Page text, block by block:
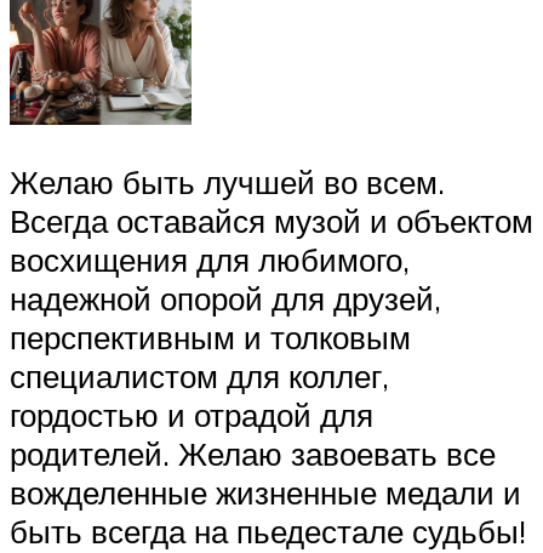
Желаю быть лучшей во всем.
Всегда оставайся музой и объектом
восхищения для любимого,
надежной опорой для друзей,
перспективным и толковым
специалистом для коллег,
гордостью и отрадой для
родителей. Желаю завоевать все
вожделенные жизненные медали и
быть всегда на пьедестале судьбы!